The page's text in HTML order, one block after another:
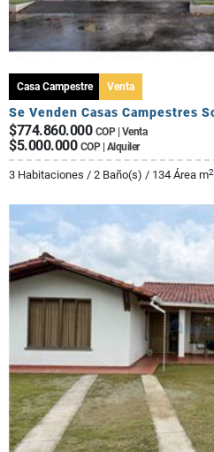
Casa Campestre Venta
$774.860.000 COP | Venta
$5.000.000 COP | Alquiler
3 Habitaciones / 2 Baño(s) / 134 Área m2